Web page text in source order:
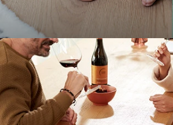
Parquetvinyl
Bekijk alles